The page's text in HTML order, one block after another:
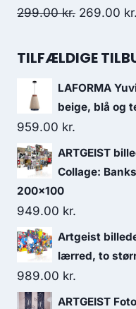
299.00kr. 269.00 kr.
TILFÆLDIGE
LAFORMA
beige, blå og
959.00 kr.
ARTGEIST
Collage:
200x100
949.00 kr.
Artgeist
lærred, to
989.00 kr.
ARTGEIST